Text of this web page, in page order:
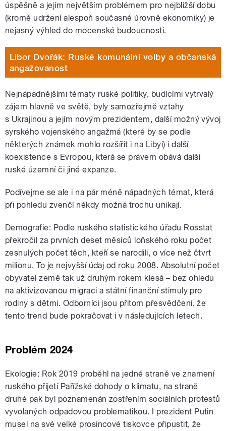
úspěšně a jejím největším problémem pro nejbližší dobu
(kromě udržení alespoň současné úrovně ekonomiky) je
nejasný výhled do mocenské budoucnosti.
Libor Dvořák: Ruské komunální volby a občanská
angažovanost
Nejnápadnějšími tématy ruské politiky, budícími vytrvalý
zájem hlavně ve světě, byly samozřejmě vztahy
s Ukrajinou a jejím novým prezidentem, další možný vývoj
syrského vojenského angažmá (které by se podle
některých známek mohlo rozšířit i na Libyi) i další
koexistence s Evropou, která se právem obává další
ruské územní či jiné expanze.
Podívejme se ale i na pár méně nápadných témat, která
při pohledu zvenčí někdy možná trochu unikají.
Demografie: Podle ruského statistického úřadu Rosstat
překročil za prvních deset měsíců loňského roku počet
zesnulých počet těch, kteří se narodili, o více než čtvrt
milionu. To je nejvyšší údaj od roku 2008. Absolutní počet
obyvatel země tak už druhým rokem klesá – bez ohledu
na aktivizovanou migraci a státní finanční stimuly pro
rodiny s dětmi. Odborníci jsou přitom přesvědčeni, že
tento trend bude pokračovat i v následujících letech.
Problém 2024
Ekologie: Rok 2019 proběhl na jedné straně ve znamení
ruského přijetí Pařížské dohody o klimatu, na straně
druhé pak byl poznamenán zostřením sociálních protestů
vyvolaných odpadovou problematikou. I prezident Putin
musel na své velké prosincové tiskovce připustit, že